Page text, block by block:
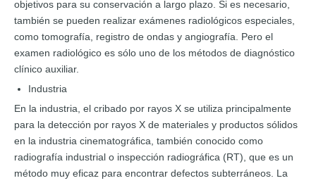
objetivos para su conservación a largo plazo. Si es necesario,
también se pueden realizar exámenes radiológicos especiales,
como tomografía, registro de ondas y angiografía. Pero el
examen radiológico es sólo uno de los métodos de diagnóstico
clínico auxiliar.
Industria
En la industria, el cribado por rayos X se utiliza principalmente
para la detección por rayos X de materiales y productos sólidos
en la industria cinematográfica, también conocido como
radiografía industrial o inspección radiográfica (RT), que es un
método muy eficaz para encontrar defectos subterráneos. La